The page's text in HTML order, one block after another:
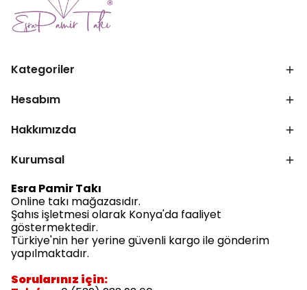
Kategoriler
Hesabım
Hakkımızda
Kurumsal
Esra Pamir Takı
Online takı mağazasıdır.
Şahıs işletmesi olarak Konya'da faaliyet
göstermektedir.
Türkiye'nin her yerine güvenli kargo ile gönderim
yapılmaktadır.
Sorularınız için: